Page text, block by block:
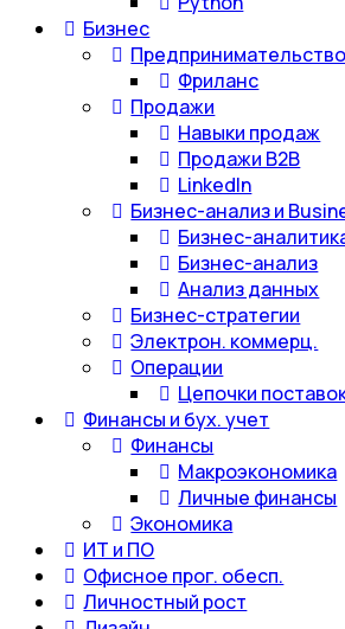
Бизнес
Предпринимательство
Фриланс
Продажи
Навыки продаж
Продажи B2B
LinkedIn
Бизнес-анализ и
Бизнес-
Бизнес-анализ
Анализ данных
Бизнес-стратегии
Электрон. коммерц.
Операции
Цепочки
Финансы и бух. учет
Финансы
Макроэкономика
Личные финансы
Экономика
ИТ и ПО
Офисное прог. обесп.
Личностный рост